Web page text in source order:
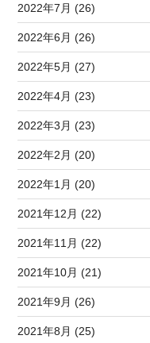
2022年7月 (26)
2022年6月 (26)
2022年5月 (27)
2022年4月 (23)
2022年3月 (23)
2022年2月 (20)
2022年1月 (20)
2021年12月 (22)
2021年11月 (22)
2021年10月 (21)
2021年9月 (26)
2021年8月 (25)